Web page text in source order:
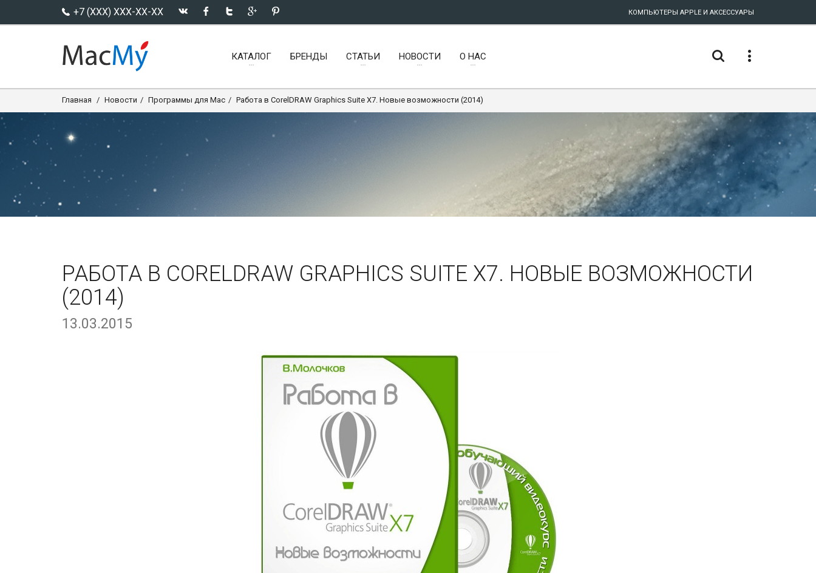
+7 (XXX) XXX-XX-XX КОМПЬЮТЕРЫ APPLE И АКСЕССУАРЫ
КАТАЛОГ БРЕНДЫ СТАТЬИ НОВОСТИ О НАС
Главная Новости Программы для Mac Работа в CorelDRAW Graphics Suite X7. Новые возможности (2014)
РАБОТА В CORELDRAW GRAPHICS SUITE X7. НОВЫЕ ВОЗМОЖНОСТИ
(2014)
13.03.2015